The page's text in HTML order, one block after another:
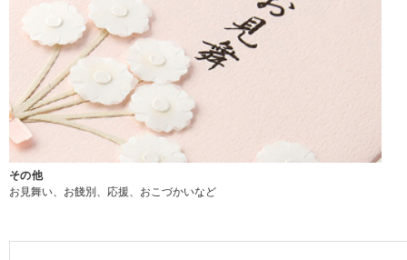
その他
お見舞い、お餞別、応援、おこづかいなど